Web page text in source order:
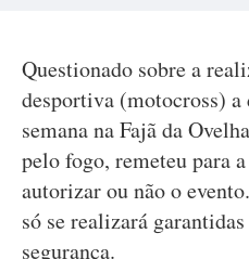
Questionado sobre a
desportiva (motocross)
semana na Fajã da
pelo fogo, remeteu para
autorizar ou não o
só se realizará
segurança.